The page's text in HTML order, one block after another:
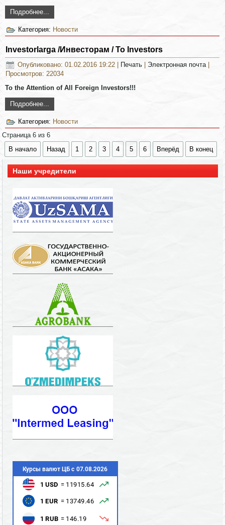
Подробнее...
Категория: Новости
Investorlarga /Инвесторам / To Investors
Опубликовано: 01.02.2016 19:22 Печать Электронная почта
Просмотров: 22034
To the Attention of All Foreign Investors!!!
Подробнее...
Категория: Новости
Страница 6 из 6
В начало
Назад 1 2 3 4 5 6 Вперёд В конец
Наши учредители